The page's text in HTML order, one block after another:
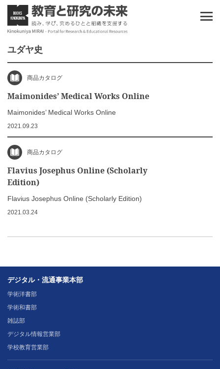
ユダヤ史
商品カタログ
Maimonides’ Medical Works Online
Maimonides’ Medical Works Online
2021.09.23
商品カタログ
Flavius Josephus Online (Scholarly
Edition)
Flavius Josephus Online (Scholarly Edition)
2021.03.24
デジタル・流通事業本部
学術洋書部
学術和書部
雑誌部
デジタル情報営業部
学校教育営業部